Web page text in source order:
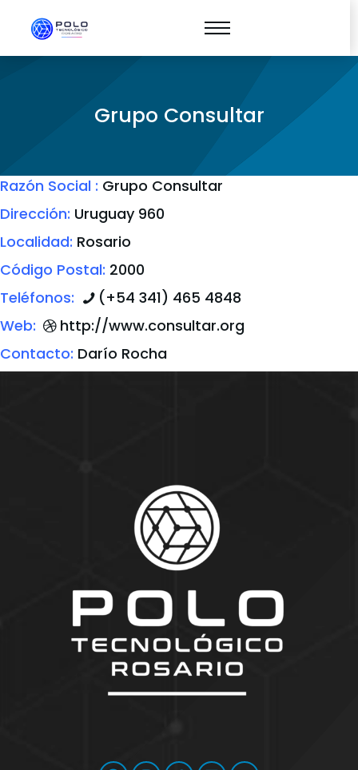
Grupo Consultar
Razón Social : Grupo Consultar
Dirección: Uruguay 960
Localidad: Rosario
Código Postal: 2000
Teléfonos:
(+54 341) 465 4848
Web:
http://www.consultar.org
Contacto: Darío Rocha